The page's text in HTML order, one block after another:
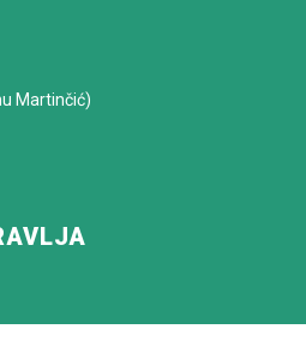
Martinčić)